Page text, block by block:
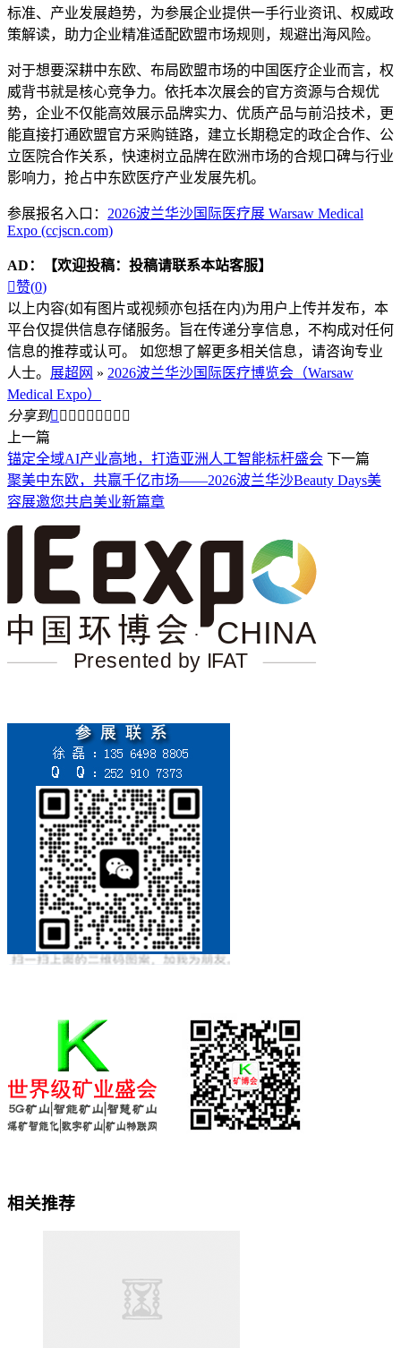
标准、产业发展趋势，为参展企业提供一手行业资讯、权威政
策解读，助力企业精准适配欧盟市场规则，规避出海风险。
对于想要深耕中东欧、布局欧盟市场的中国医疗企业而言，权
威背书就是核心竞争力。依托本次展会的官方资源与合规优
势，企业不仅能高效展示品牌实力、优质产品与前沿技术，更
能直接打通欧盟官方采购链路，建立长期稳定的政企合作、公
立医院合作关系，快速树立品牌在欧洲市场的合规口碑与行业
影响力，抢占中东欧医疗产业发展先机。
参展报名入口： 2026波兰华沙国际医疗展 Warsaw Medical
Expo (ccjscn.com)
AD：
【欢迎投稿：投稿请联系本站客服】
赞(0)
以上内容(如有图片或视频亦包括在内)为用户上传并发布，本
平台仅提供信息存储服务。旨在传递分享信息，不构成对任何
信息的推荐或认可。 如您想了解更多相关信息，请咨询专业
人士。 展超网 » 2026波兰华沙国际医疗博览会（Warsaw
Medical Expo）
分享到        
上一篇
锚定全域AI产业高地，打造亚洲人工智能标杆盛会 下一篇
聚美中东欧，共赢千亿市场——2026波兰华沙Beauty Days美
容展邀您共启美业新篇章
相关推荐